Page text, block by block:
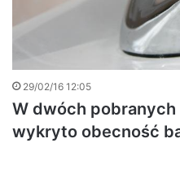
29/02/16 12:05
W dwóch
wykryto obecność